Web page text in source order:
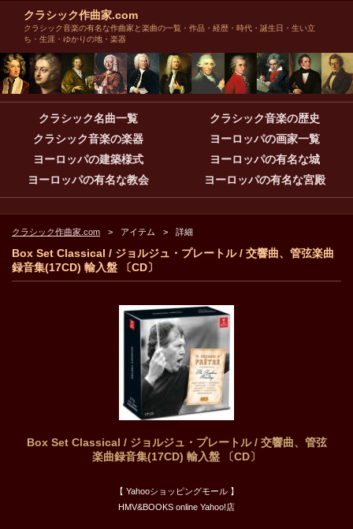
クラシック作曲家.com
クラシック音楽の有名な作曲家と楽曲の一覧・作品・経歴・時代・誕生日・生い立
ち・生涯・ゆかりの地・楽器
クラシック名曲一覧
クラシック音楽の歴史
クラシック音楽の楽器
ヨーロッパの画家一覧
ヨーロッパの建築様式
ヨーロッパの有名な城
ヨーロッパの有名な教会
ヨーロッパの有名な宮殿
クラシック作曲家.com アイテム 詳細
Box Set Classical / ジョルジュ・プレートル / 交響曲、管弦楽曲
録音集(17CD) 輸入盤 〔CD〕
Box Set Classical / ジョルジュ・プレートル / 交響曲、管弦
楽曲録音集(17CD) 輸入盤 〔CD〕
【 Yahooショッピングモール 】
HMV&BOOKS online Yahoo!店